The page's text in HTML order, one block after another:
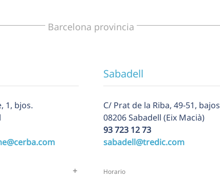
Barcelona provincia
1, bjos.
Sabadell
C/ Prat de la Riba, 49-51, bajos
08206 Sabadell (Eix Macià)
93 723 12 73
sabadell@tredic.com
Horario